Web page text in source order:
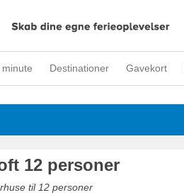
minute Destinationer Gavekort
12 personer
til 12 personer